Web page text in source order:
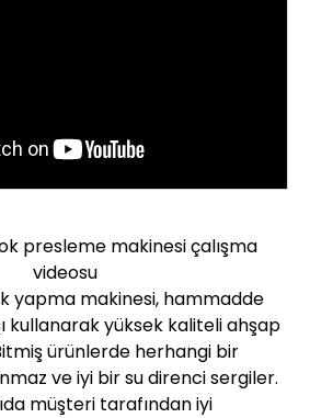
presleme makinesi çalışma
videosu
yapma makinesi, hammadde
kullanarak yüksek kaliteli ahşap
ürünlerde herhangi bir
ve iyi bir su direnci sergiler.
müşteri tarafından iyi